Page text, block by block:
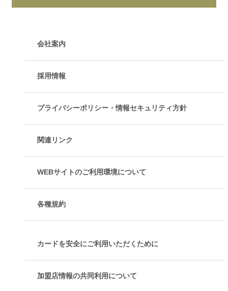
会社案内
採用情報
プライバシーポリシー・情報セキュリティ方針
関連リンク
WEBサイトのご利用環境について
各種規約
カードを安全にご利用いただくために
加盟店情報の共同利用について